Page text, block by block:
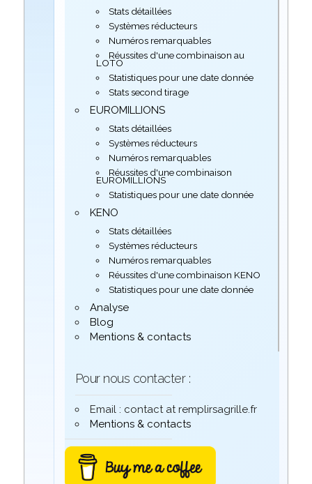
Stats détaillées
Systèmes réducteurs
Numéros remarquables
Réussites d'une combinaison au
LOTO
Statistiques pour une date donnée
Stats second tirage
EUROMILLIONS
Stats détaillées
Systèmes réducteurs
Numéros remarquables
Réussites d'une combinaison
EUROMILLIONS
Statistiques pour une date donnée
KENO
Stats détaillées
Systèmes réducteurs
Numéros remarquables
Réussites d'une combinaison KENO
Statistiques pour une date donnée
Analyse
Blog
Mentions & contacts
Pour nous contacter :
Email : contact at remplirsagrille.fr
Mentions & contacts